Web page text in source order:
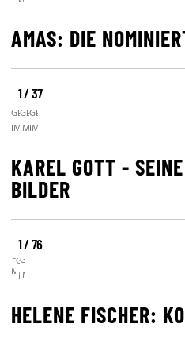
AMAS: DIE
1 / 37
GETTY
IMAGES
©
GETTY
IMAGES
©
GETTY
IMAGES
KAREL GOTT -
BILDER
1 / 76
UNIVERSAL
MUSIC
©
GETTY
IMAGES
©
GETTY
IMAGES
HELENE FISCHER: